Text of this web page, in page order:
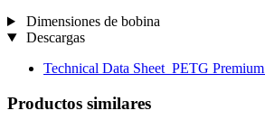
Dimensiones de bobina
Descargas
Technical Data Sheet_PETG Premium
Productos similares